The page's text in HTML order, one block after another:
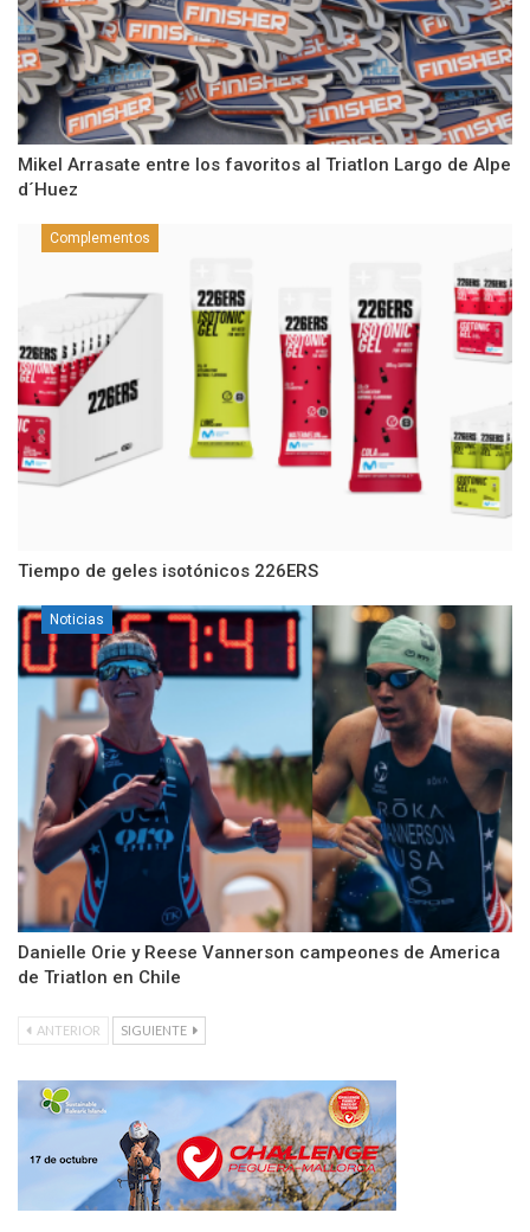
Mikel Arrasate entre los favoritos al Triatlon Largo de Alpe
d´Huez
Complementos
Tiempo de geles isotónicos 226ERS
Noticias
Danielle Orie y Reese Vannerson campeones de America
de Triatlon en Chile
ANTERIOR SIGUIENTE